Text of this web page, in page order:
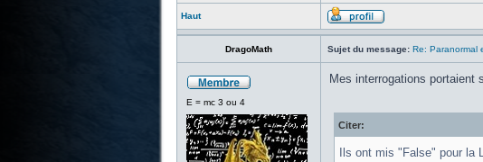
Haut
DragoMath Sujet du message: Re: Paranormal
E = mc 3 ou 4
Mes interrogations portaient
Citer:
Ils ont mis "False" pour la